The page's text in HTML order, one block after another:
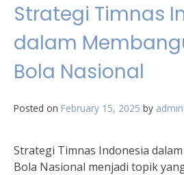
Strategi Timnas
dalam
Bola Nasional
Posted on February 15, 2025 by
Strategi Timnas Indonesia
Bola Nasional menjadi topik